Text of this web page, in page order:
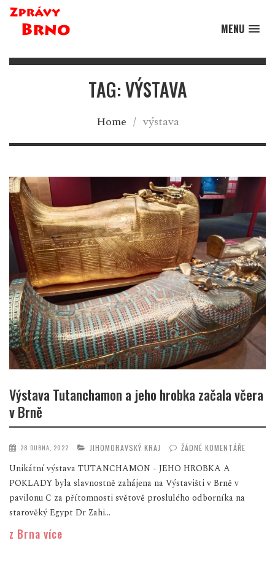
MENU
TAG: VÝSTAVA
Home / výstava
Výstava Tutanchamon a jeho hrobka začala včera
v Brně
28 DUBNA, 2022 JIHOMORAVSKÝ KRAJ ŽÁDNÉ KOMENTÁŘE
Unikátní výstava TUTANCHAMON - JEHO HROBKA A
POKLADY byla slavnostně zahájena na Výstavišti v Brně v
pavilonu C za přítomnosti světově proslulého odborníka na
starověký Egypt Dr Zahi...
z Brna více